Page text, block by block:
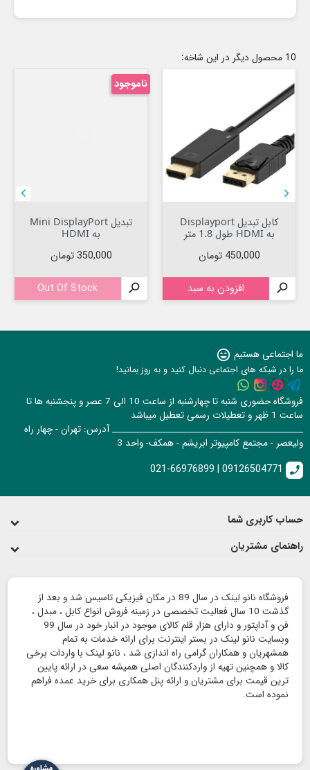
10 محصول دیگر در این شاخه:

کابل تبدیل Displayport
به HDMI طول 1.8 متر
قیمت
450,000 تومان
 افزودن به سبد
تبدیل Mini DisplayPort
به HDMI
قیمت
350,000 تومان

Out Of Stock
ناموجود

ما اجتماعی هستیم sentiment_very_satisfied
ما را در شبکه های اجتماعی دنبال کنید و به روز بمانید!
فروشگاه حضوری شنبه تا چهارشنبه از ساعت 10 الی 7 عصر و پنجشنبه ها تا
ساعت 1 ظهر و تعطیلات رسمی تعطیل میباشد
______________________________________________ آدرس: تهران - چهار راه
ولیعصر - مجتمع کامپیوتر ابریشم - همکف- واحد 3
call
021-66976899 | 09126504771
حساب کاربری شما
راهنمای مشتریان
فروشگاه نانو لینک در سال 89 در مکان فیزیکی تاسیس شد و بعد از
گذشت 10 سال فعالیت تخصصی در زمینه فروش انواع کابل ، مبدل ،
فن و آداپتور و دارای هزار قلم کالای موجود در انبار خود در سال 99
وبسایت نانو لینک در بستر اینترنت برای ارائه خدمات به تمام
همشهریان و همکاران گرامی راه اندازی شد ، نانو لینک با واردات برخی
کالا و همچنین تهیه از واردکنندگان اصلی همیشه سعی در ارائه پایین
ترین قیمت برای مشتریان و ارائه پنل همکاری برای خرید عمده فراهم
نموده است.